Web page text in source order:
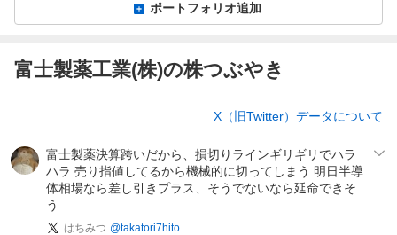
ポートフォリオ追加
富士製薬工業(株)の株つぶやき
や
X（旧Twitter）データについて
富士製薬決算跨いだから、損切りラインギリギリでハラ
ハラ 売り指値してるから機械的に切ってしまう 明日半導
体相場なら差し引きプラス、そうでないなら延命できそ
う
はちみつ @takatori7hito